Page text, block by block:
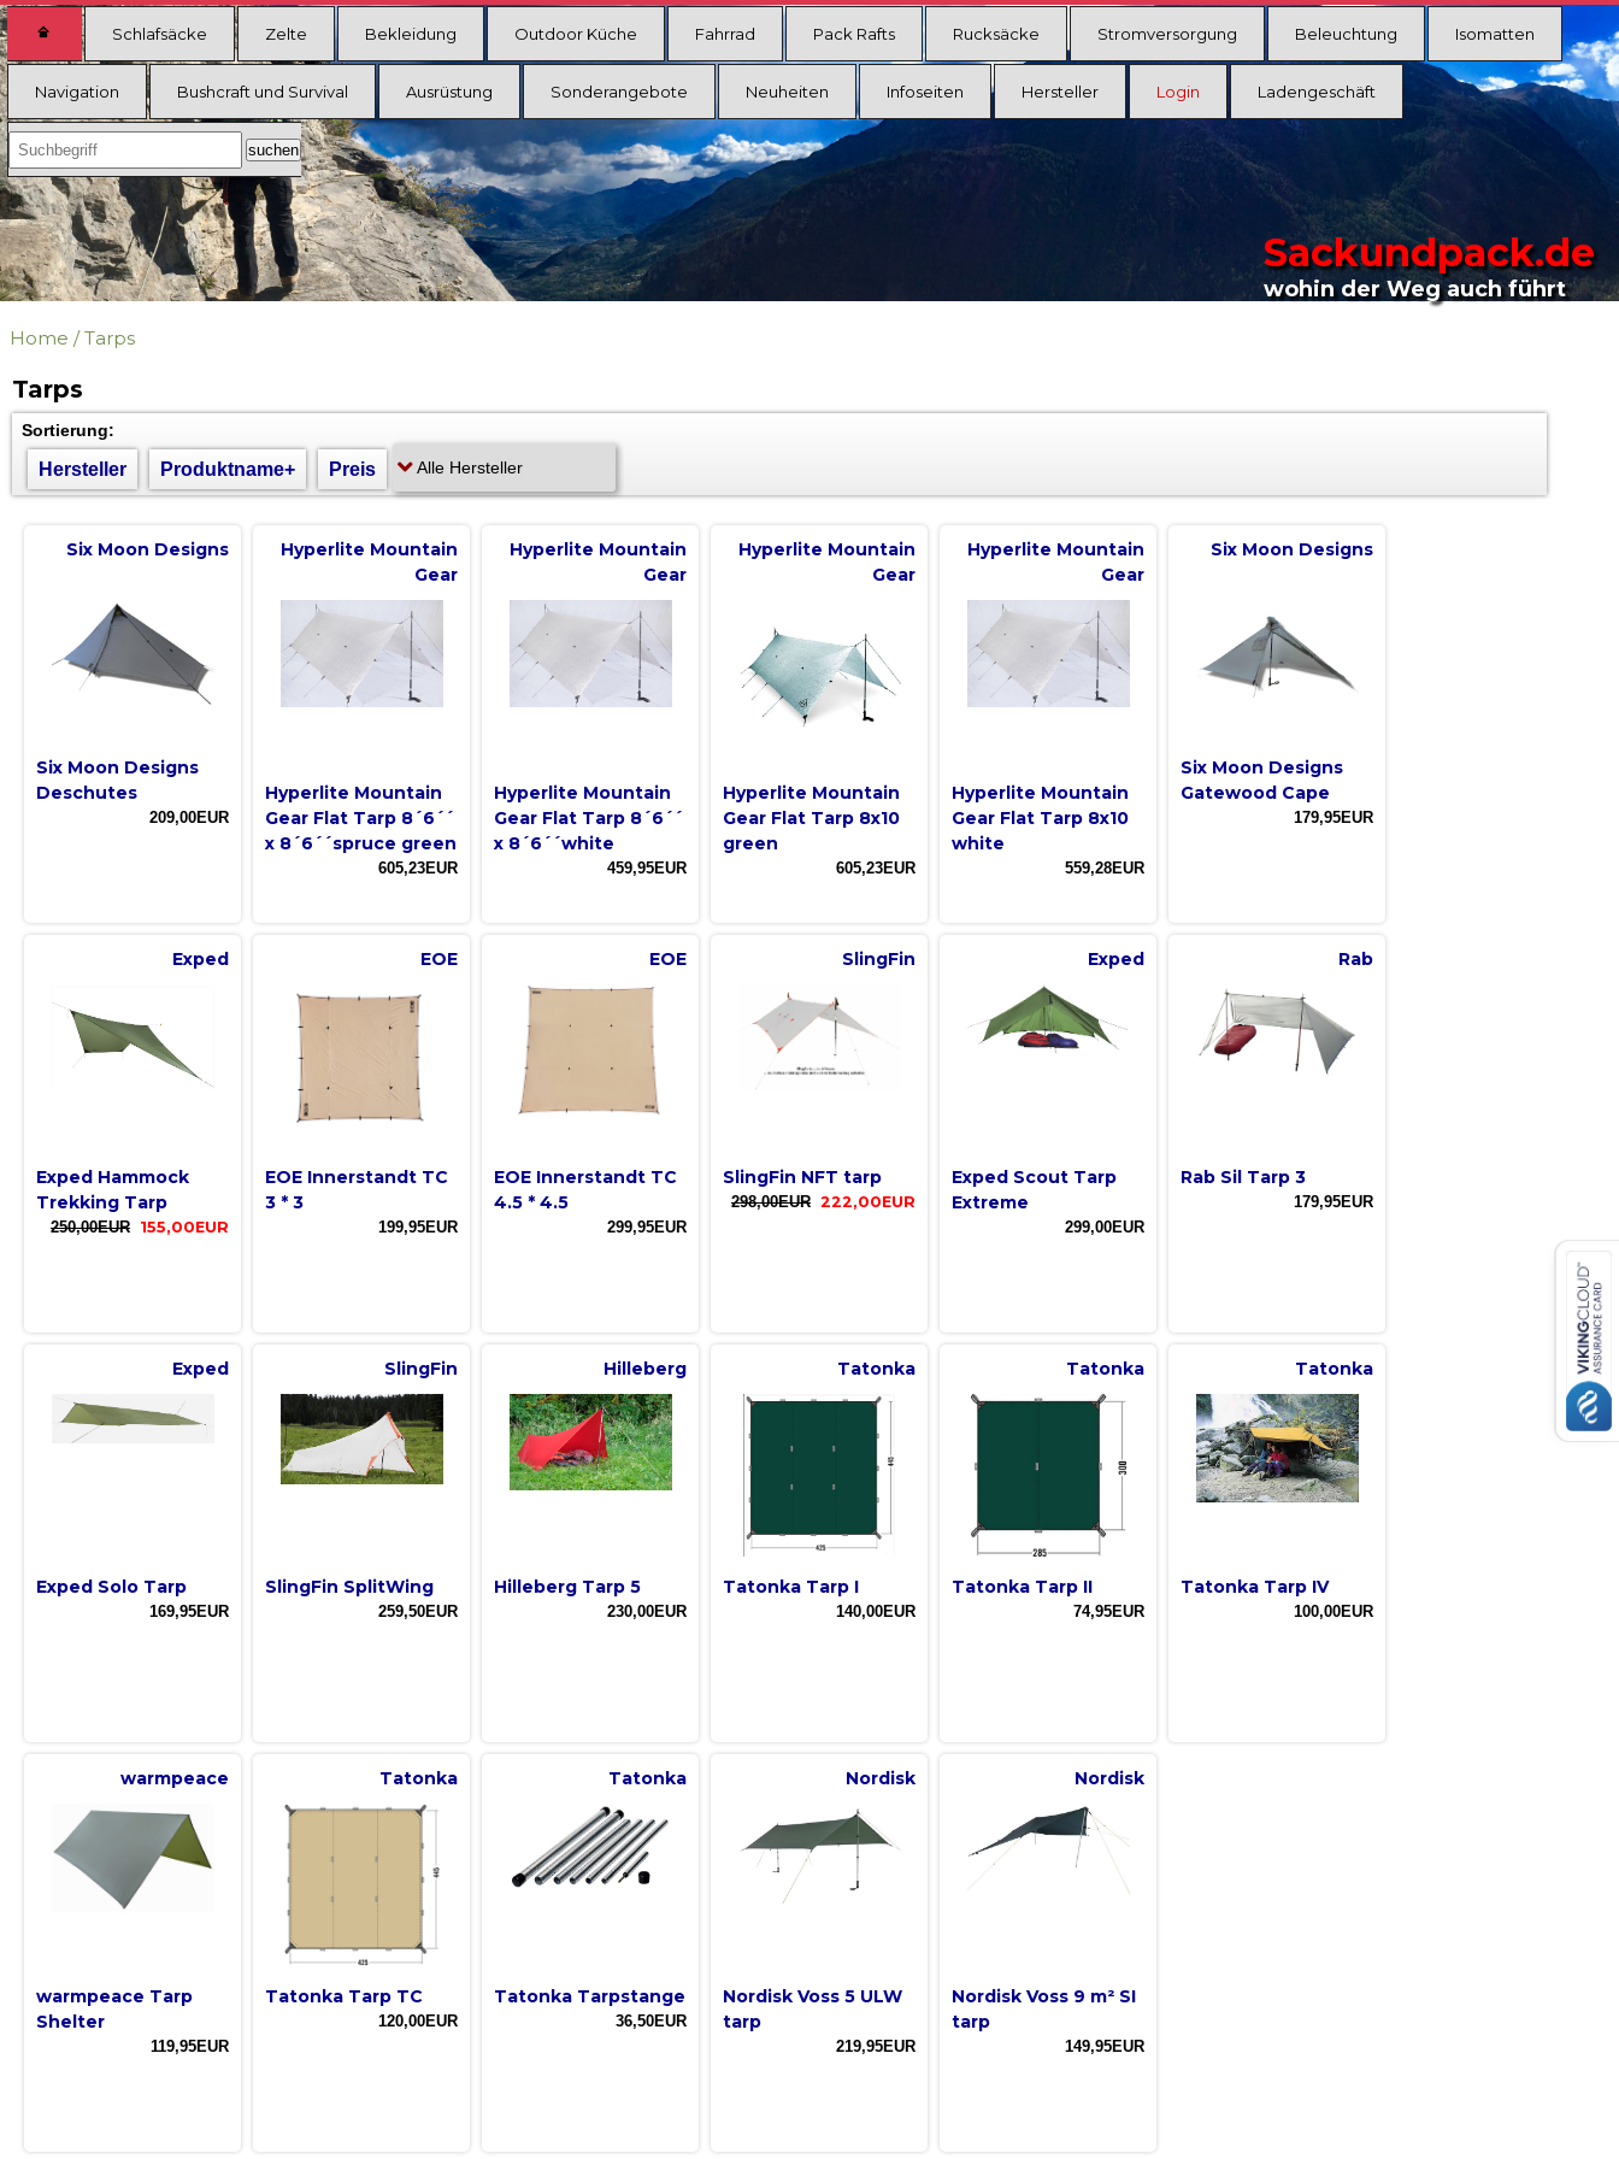
Schlafsäcke Zelte Bekleidung Outdoor Küche Fahrrad Pack Rafts Rucksäcke Stromversorgung Beleuchtung Isomatten
Navigation Bushcraft und Survival Ausrüstung Sonderangebote Neuheiten Infoseiten Hersteller Login Ladengeschäft
Sackundpack.de
wohin der Weg auch führt
Home /Tarps
Tarps
Sortierung:
Hersteller Produktname+ Preis
Six Moon Designs
Six Moon Designs
Deschutes
209,00EUR
Hyperlite Mountain
Gear
Hyperlite Mountain
Gear Flat Tarp 8´6´´
x 8´6´´spruce green
605,23EUR
Hyperlite Mountain
Gear
Hyperlite Mountain
Gear Flat Tarp 8´6´´
x 8´6´´white
459,95EUR
Hyperlite Mountain
Gear
Hyperlite Mountain
Gear Flat Tarp 8x10
green
605,23EUR
Hyperlite Mountain
Gear
Hyperlite Mountain
Gear Flat Tarp 8x10
white
559,28EUR
Six Moon Designs
Six Moon Designs
Gatewood Cape
179,95EUR
Exped
Exped Hammock
Trekking Tarp
250,00EUR 155,00EUR
EOE
EOE Innerstandt TC
3 * 3
199,95EUR
EOE
EOE Innerstandt TC
4.5 * 4.5
299,95EUR
SlingFin
SlingFin NFT tarp
298,00EUR 222,00EUR
Exped
Exped Scout Tarp
Extreme
299,00EUR
Rab
Rab Sil Tarp 3
179,95EUR
Exped
Exped Solo Tarp
169,95EUR
SlingFin
SlingFin SplitWing
259,50EUR
Hilleberg
Hilleberg Tarp 5
230,00EUR
Tatonka
Tatonka Tarp I
140,00EUR
Tatonka
Tatonka Tarp II
74,95EUR
Tatonka
Tatonka Tarp IV
100,00EUR
warmpeace
warmpeace Tarp
Shelter
119,95EUR
Tatonka
Tatonka Tarp TC
120,00EUR
Tatonka
Tatonka Tarpstange
36,50EUR
Nordisk
Nordisk Voss 5 ULW
tarp
219,95EUR
Nordisk
Nordisk Voss 9 m² SI
tarp
149,95EUR